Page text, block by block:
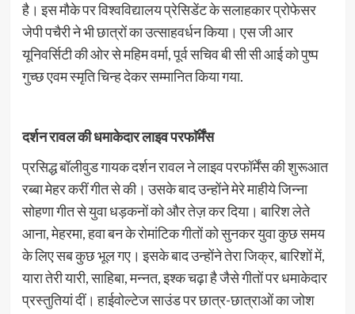
है। इस मौके पर विश्वविद्यालय प्रेसिडेंट के सलाहकार प्रोफेसर
जेपी पचैरी ने भी छात्रों का उत्साहवर्धन किया। एस जी आर
यूनिवर्सिटी की ओर से महिम वर्मा, पूर्व सचिव बी सी सी आई को पुष्प
गुच्छ एवम स्मृति चिन्ह देकर सम्मानित किया गया.
दर्शन रावल की धमाकेदार लाइव परफाॅर्मेंस
प्रसिद्ध बॉलीवुड गायक दर्शन रावल ने लाइव परफॉर्मेंस की शुरूआत
रब्बा मेहर करीं गीत से की। उसके बाद उन्होंने मेरे माहीये जिन्ना
सोहणा गीत से युवा धड़कनों को और तेज़ कर दिया। बारिश लेते
आना, मेहरमा, हवा बन के रोमांटिक गीतों को सुनकर युवा कुछ समय
के लिए सब कुछ भूल गए। इसके बाद उन्होंने तेरा जिक्र, बारिशों में,
यारा तेरी यारी, साहिबा, मन्नत, इश्क चढ़ा है जैसे गीतों पर धमाकेदार
प्रस्तुतियां दीं। हाईवोल्टेज साउंड पर छात्र-छात्राओं का जोश